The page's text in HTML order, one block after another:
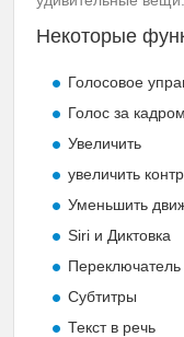
Некоторые
Голосовое
Голос за кадром
Увеличить
увеличить
Уменьшить
Siri и Диктовка
Субтитры
Текст в речь